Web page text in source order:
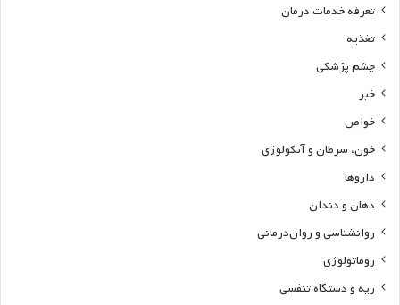
تعرفه خدمات درمان
تغذیه
چشم پزشکی
خبر
خواص
خون، سرطان و آنکولوژی
داروها
دهان و دندان
روانشناسی و روان‌درمانی
روماتولوژی
ریه و دستگاه تنفسی